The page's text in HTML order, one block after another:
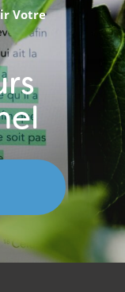
Votre